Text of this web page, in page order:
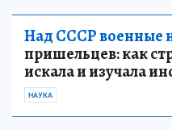
Над СССР военные
пришельцев: как
искала и изучала
НАУКА